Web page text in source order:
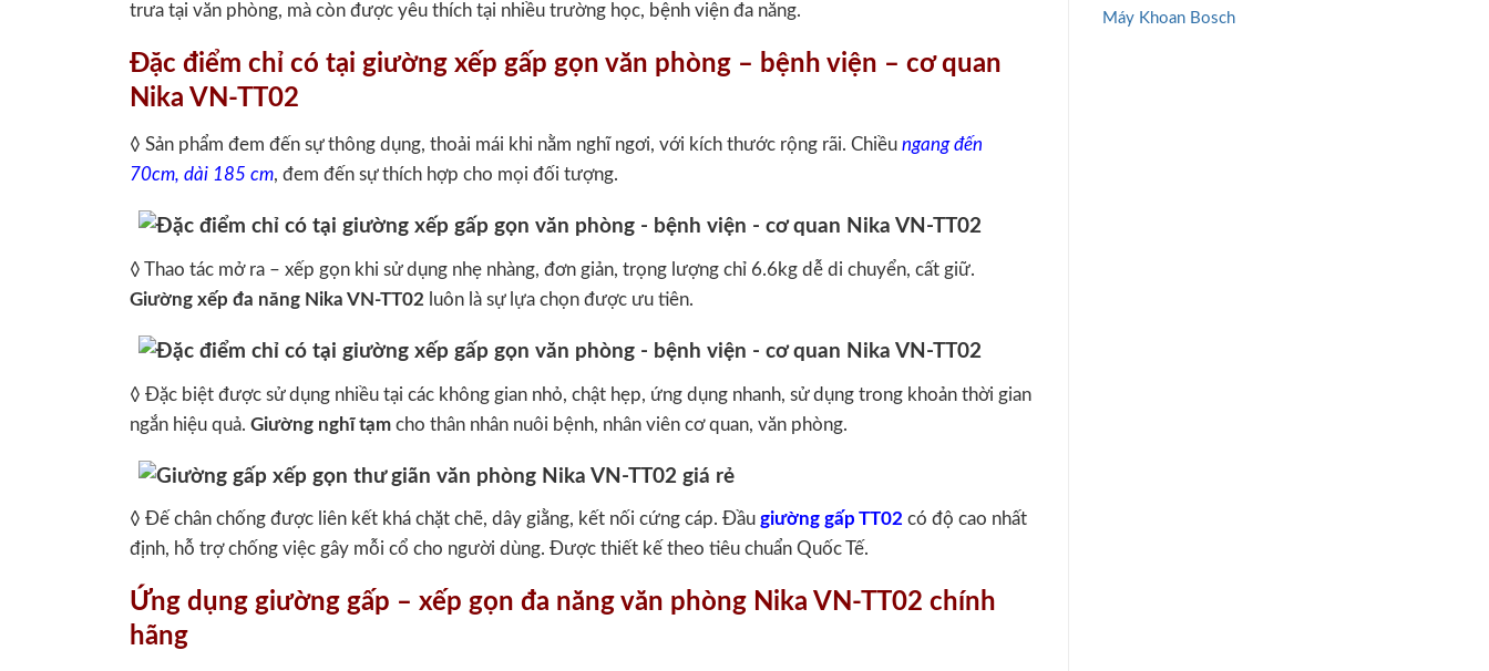
Máy Khoan Bosch
trưa tại văn phòng, mà còn được yêu thích tại nhiều trường học, bệnh viện đa năng.
Đặc điểm chỉ có tại giường xếp gấp gọn văn phòng – bệnh viện – cơ quan
Nika VN-TT02
◊ Sản phẩm đem đến sự thông dụng, thoải mái khi nằm nghĩ ngơi, với kích thước rộng rãi. Chiều ngang đến
70cm, dài 185 cm, đem đến sự thích hợp cho mọi đối tượng.
◊ Thao tác mở ra – xếp gọn khi sử dụng nhẹ nhàng, đơn giản, trọng lượng chỉ 6.6kg dễ di chuyển, cất giữ.
Giường xếp đa năng Nika VN-TT02 luôn là sự lựa chọn được ưu tiên.
◊ Đặc biệt được sử dụng nhiều tại các không gian nhỏ, chật hẹp, ứng dụng nhanh, sử dụng trong khoản thời gian
ngắn hiệu quả. Giường nghĩ tạm cho thân nhân nuôi bệnh, nhân viên cơ quan, văn phòng.
◊ Đế chân chống được liên kết khá chặt chẽ, dây giằng, kết nối cứng cáp. Đầu giường gấp TT02 có độ cao nhất
định, hỗ trợ chống việc gây mỗi cổ cho người dùng. Được thiết kế theo tiêu chuẩn Quốc Tế.
Ứng dụng giường gấp – xếp gọn đa năng văn phòng Nika VN-TT02 chính
hãng